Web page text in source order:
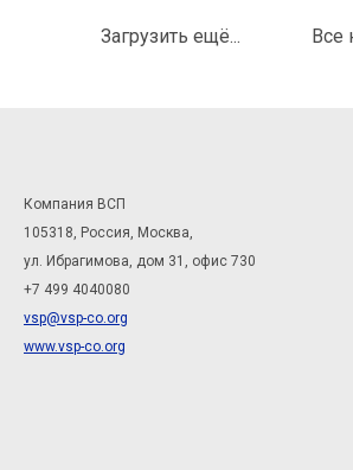
Загрузить ещё... Все
Компания ВСП
105318, Россия, Москва,
ул. Ибрагимова, дом 31, офис 730
+7 499 4040080
vsp@vsp-co.org
www.vsp-co.org